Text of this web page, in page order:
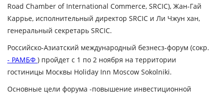
Road Chamber of International Commerce, SRCIC), Жан-Гай
Каррье, исполнительный директор SRCIC и Ли Чжун хан,
генеральный секретарь SRCIC.
Российско-Азиатский международный безнесз-форум (сокр.
- РАМБФ ) пройдет с 1 по 2 ноября на территории
гостиницы Москвы Holiday Inn Moscow Sokolniki.
Основные цели форума -повышение инвестиционной